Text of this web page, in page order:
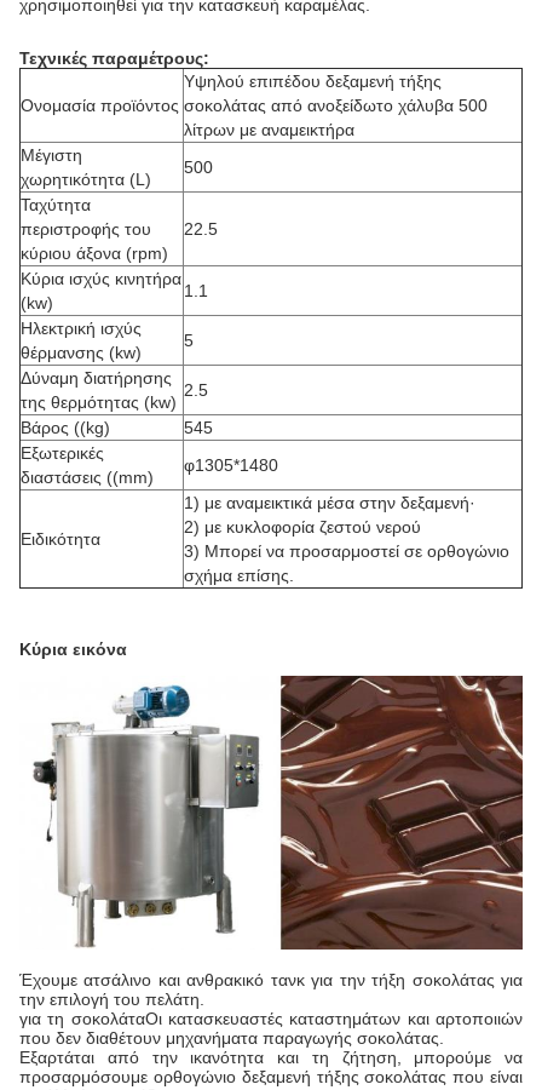
χρησιμοποιηθεί για την κατασκευή καραμέλας.
Τεχνικές παραμέτρους:
Ονομασία προϊόντος
Υψηλού επιπέδου δεξαμενή τήξης
σοκολάτας από ανοξείδωτο χάλυβα 500
λίτρων με αναμεικτήρα
Μέγιστη
χωρητικότητα (L)
500
Ταχύτητα
περιστροφής του
κύριου άξονα (rpm)
22.5
Κύρια ισχύς κινητήρα
(kw)
1.1
Ηλεκτρική ισχύς
θέρμανσης (kw)
5
Δύναμη διατήρησης
της θερμότητας (kw)
2.5
Βάρος ((kg)
545
Εξωτερικές
διαστάσεις ((mm)
φ1305*1480
Ειδικότητα
1) με αναμεικτικά μέσα στην δεξαμενή·
2) με κυκλοφορία ζεστού νερού
3) Μπορεί να προσαρμοστεί σε ορθογώνιο
σχήμα επίσης.
Κύρια εικόνα
Έχουμε ατσάλινο και ανθρακικό τανκ για την τήξη σοκολάτας για
την επιλογή του πελάτη.
για τη σοκολάταΟι κατασκευαστές καταστημάτων και αρτοποιιών
που δεν διαθέτουν μηχανήματα παραγωγής σοκολάτας.
Εξαρτάται από την ικανότητα και τη ζήτηση, μπορούμε να
προσαρμόσουμε ορθογώνιο δεξαμενή τήξης σοκολάτας που είναι